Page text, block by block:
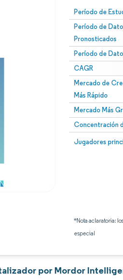
Período de
Período de
Pronosticados
Período de
CAGR
Mercado de
Más Rápido
Mercado Más
Concentración
Jugadores
*Nota aclaratoria:
especial
por Mordor